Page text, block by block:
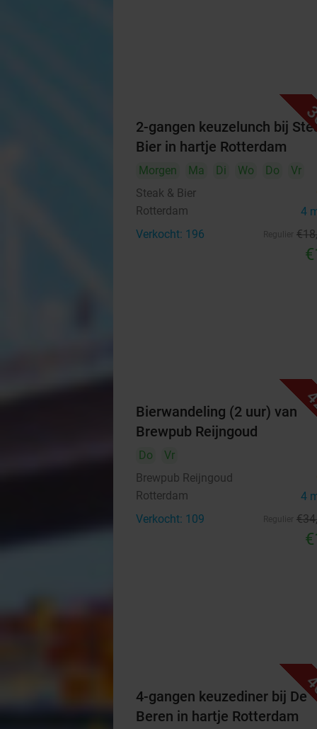
2-gangen keuzelunch bij
Bier in hartje Rotterdam
Morgen Ma Di Wo Do
Vr
Steak & Bier
Rotterdam 4
Verkocht: 196 €18
Bierwandeling (2 uur) van
Brewpub Reijngoud
Do
Vr
Brewpub Reijngoud
Rotterdam 4
Verkocht: 109 €34
4-gangen keuzediner bij De
Beren in hartje Rotterdam